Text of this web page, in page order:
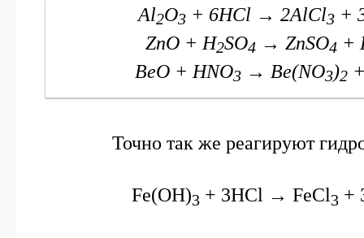
Al2O3+ 6HCl → 2AlCl3+
ZnO + H2SO4 → ZnSO4 +
BeO + HNO3→ Be(NO3)2
Точно так же реагируют
Fe(OH)3 + 3HCl → FeCl3 +